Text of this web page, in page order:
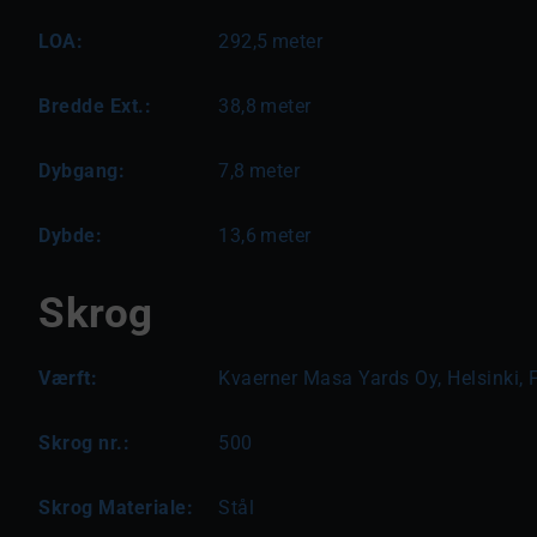
LOA: 292,5 meter
Bredde Ext.: 38,8 meter
Dybgang: 7,8 meter
Dybde: 13,6 meter
Skrog
Værft: Kvaerner Masa Yards Oy, Helsinki,
Skrog nr.: 500
Skrog Materiale: Stål